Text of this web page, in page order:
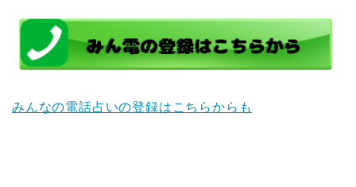
みんなの電話占いの登録はこちらからも